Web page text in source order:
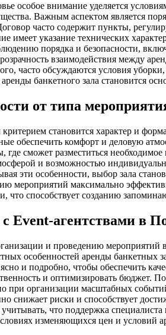
особое внимание уделяется
Важным аспектом является
часто содержит пункты,
имеет указание технических
порядка и безопасности,
взаимодействия между
часто обсуждаются условия
банкетного зала становится
от типа
становится характер и
обеспечить комфорт и деловую
где сможет разместиться
и возможностью
эти особенности, выбор зала
мероприятий максимально
что способствует созданию
Event-агентствами в
и проведению
особенностей аренды банкетных
и подробно, чтобы обеспечить
и оптимизировать бюджет.
при организации масштабных
снижает риски и способствует
что поддержка
изменяющихся цен и условий